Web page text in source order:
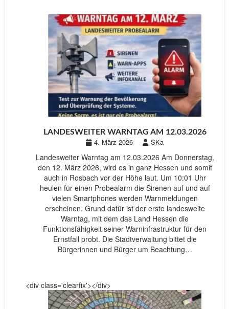
LANDESWEITER WARNTAG AM 12.03.2026
4. März 2026 SKa
Landesweiter Warntag am 12.03.2026 Am Donnerstag,
den 12. März 2026, wird es in ganz Hessen und somit
auch in Rosbach vor der Höhe laut. Um 10:01 Uhr
heulen für einen Probealarm die Sirenen auf und auf
vielen Smartphones werden Warnmeldungen
erscheinen. Grund dafür ist der erste landesweite
Warntag, mit dem das Land Hessen die
Funktionsfähigkeit seiner Warninfrastruktur für den
Ernstfall probt. Die Stadtverwaltung bittet die
Bürgerinnen und Bürger um Beachtung…
<div class='clearfix'></div>